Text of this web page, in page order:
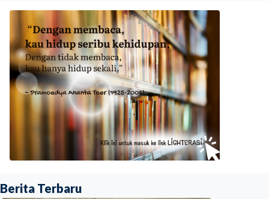
Berita Terbaru